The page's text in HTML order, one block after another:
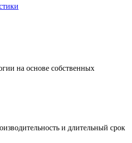
на основе собственных
и длительный срок